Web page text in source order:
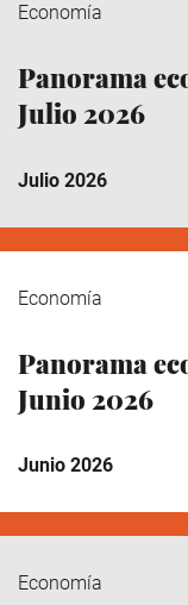
Economía
Panorama
Julio 2026
Julio 2026
Economía
Panorama
Junio 2026
Junio 2026
Economía